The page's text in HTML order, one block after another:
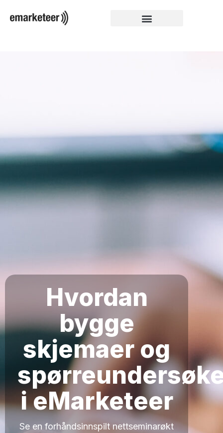
Hvordan
bygge
skjemaer og
i eMarketeer
Se en forhåndsinnspilt nettseminarøkt